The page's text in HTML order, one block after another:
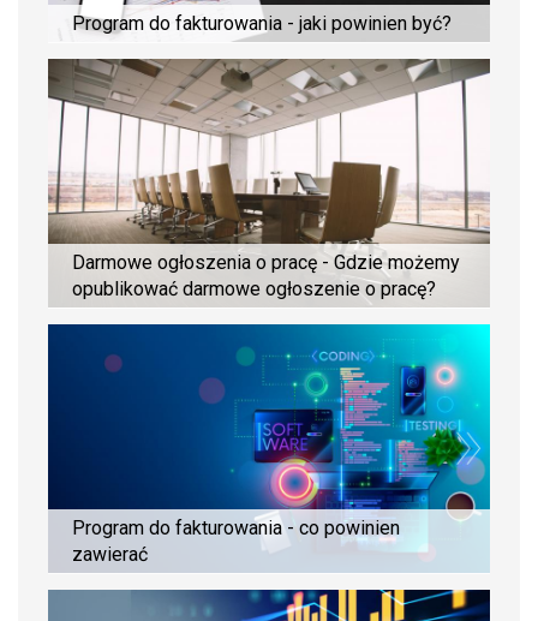
Program do fakturowania - jaki powinien być?
Darmowe ogłoszenia o pracę - Gdzie możemy
opublikować darmowe ogłoszenie o pracę?
Program do fakturowania - co powinien
zawierać